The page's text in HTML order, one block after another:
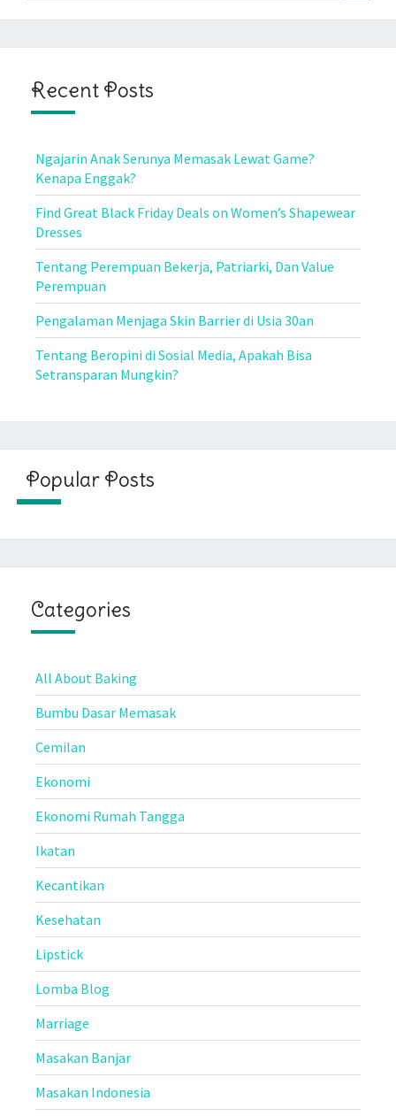
Recent Posts
Ngajarin Anak Serunya Memasak Lewat Game?
Kenapa Enggak?
Find Great Black Friday Deals on Women’s Shapewear
Dresses
Tentang Perempuan Bekerja, Patriarki, Dan Value
Perempuan
Pengalaman Menjaga Skin Barrier di Usia 30an
Tentang Beropini di Sosial Media, Apakah Bisa
Setransparan Mungkin?
Popular Posts
Categories
All About Baking
Bumbu Dasar Memasak
Cemilan
Ekonomi
Ekonomi Rumah Tangga
Ikatan
Kecantikan
Kesehatan
Lipstick
Lomba Blog
Marriage
Masakan Banjar
Masakan Indonesia